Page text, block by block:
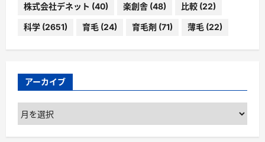
株式会社デネット (40) 楽創舎 (48) 比較 (22)
科学 (2651) 育毛 (24) 育毛剤 (71) 薄毛 (22)
アーカイブ
ア
ー
カ